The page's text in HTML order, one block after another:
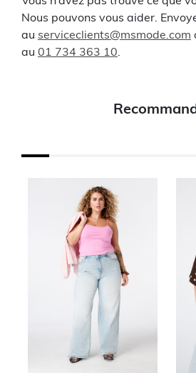
Nous pouvons vous aider.
au serviceclients@msmode.com
au 01 734 363 10